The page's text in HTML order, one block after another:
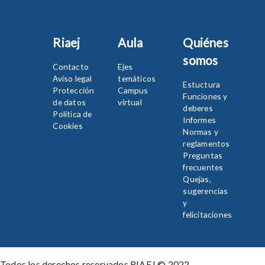
Riaej
Contacto
Aviso legal
Protección
de datos
Política de
Cookies
Aula
Ejes
temáticos
Campus
virtual
Quiénes
somos
Estuctura
Funciones y
deberes
Informes
Normas y
reglamentos
Preguntas
frecuentes
Quejas,
sugerencias
y
felicitaciones